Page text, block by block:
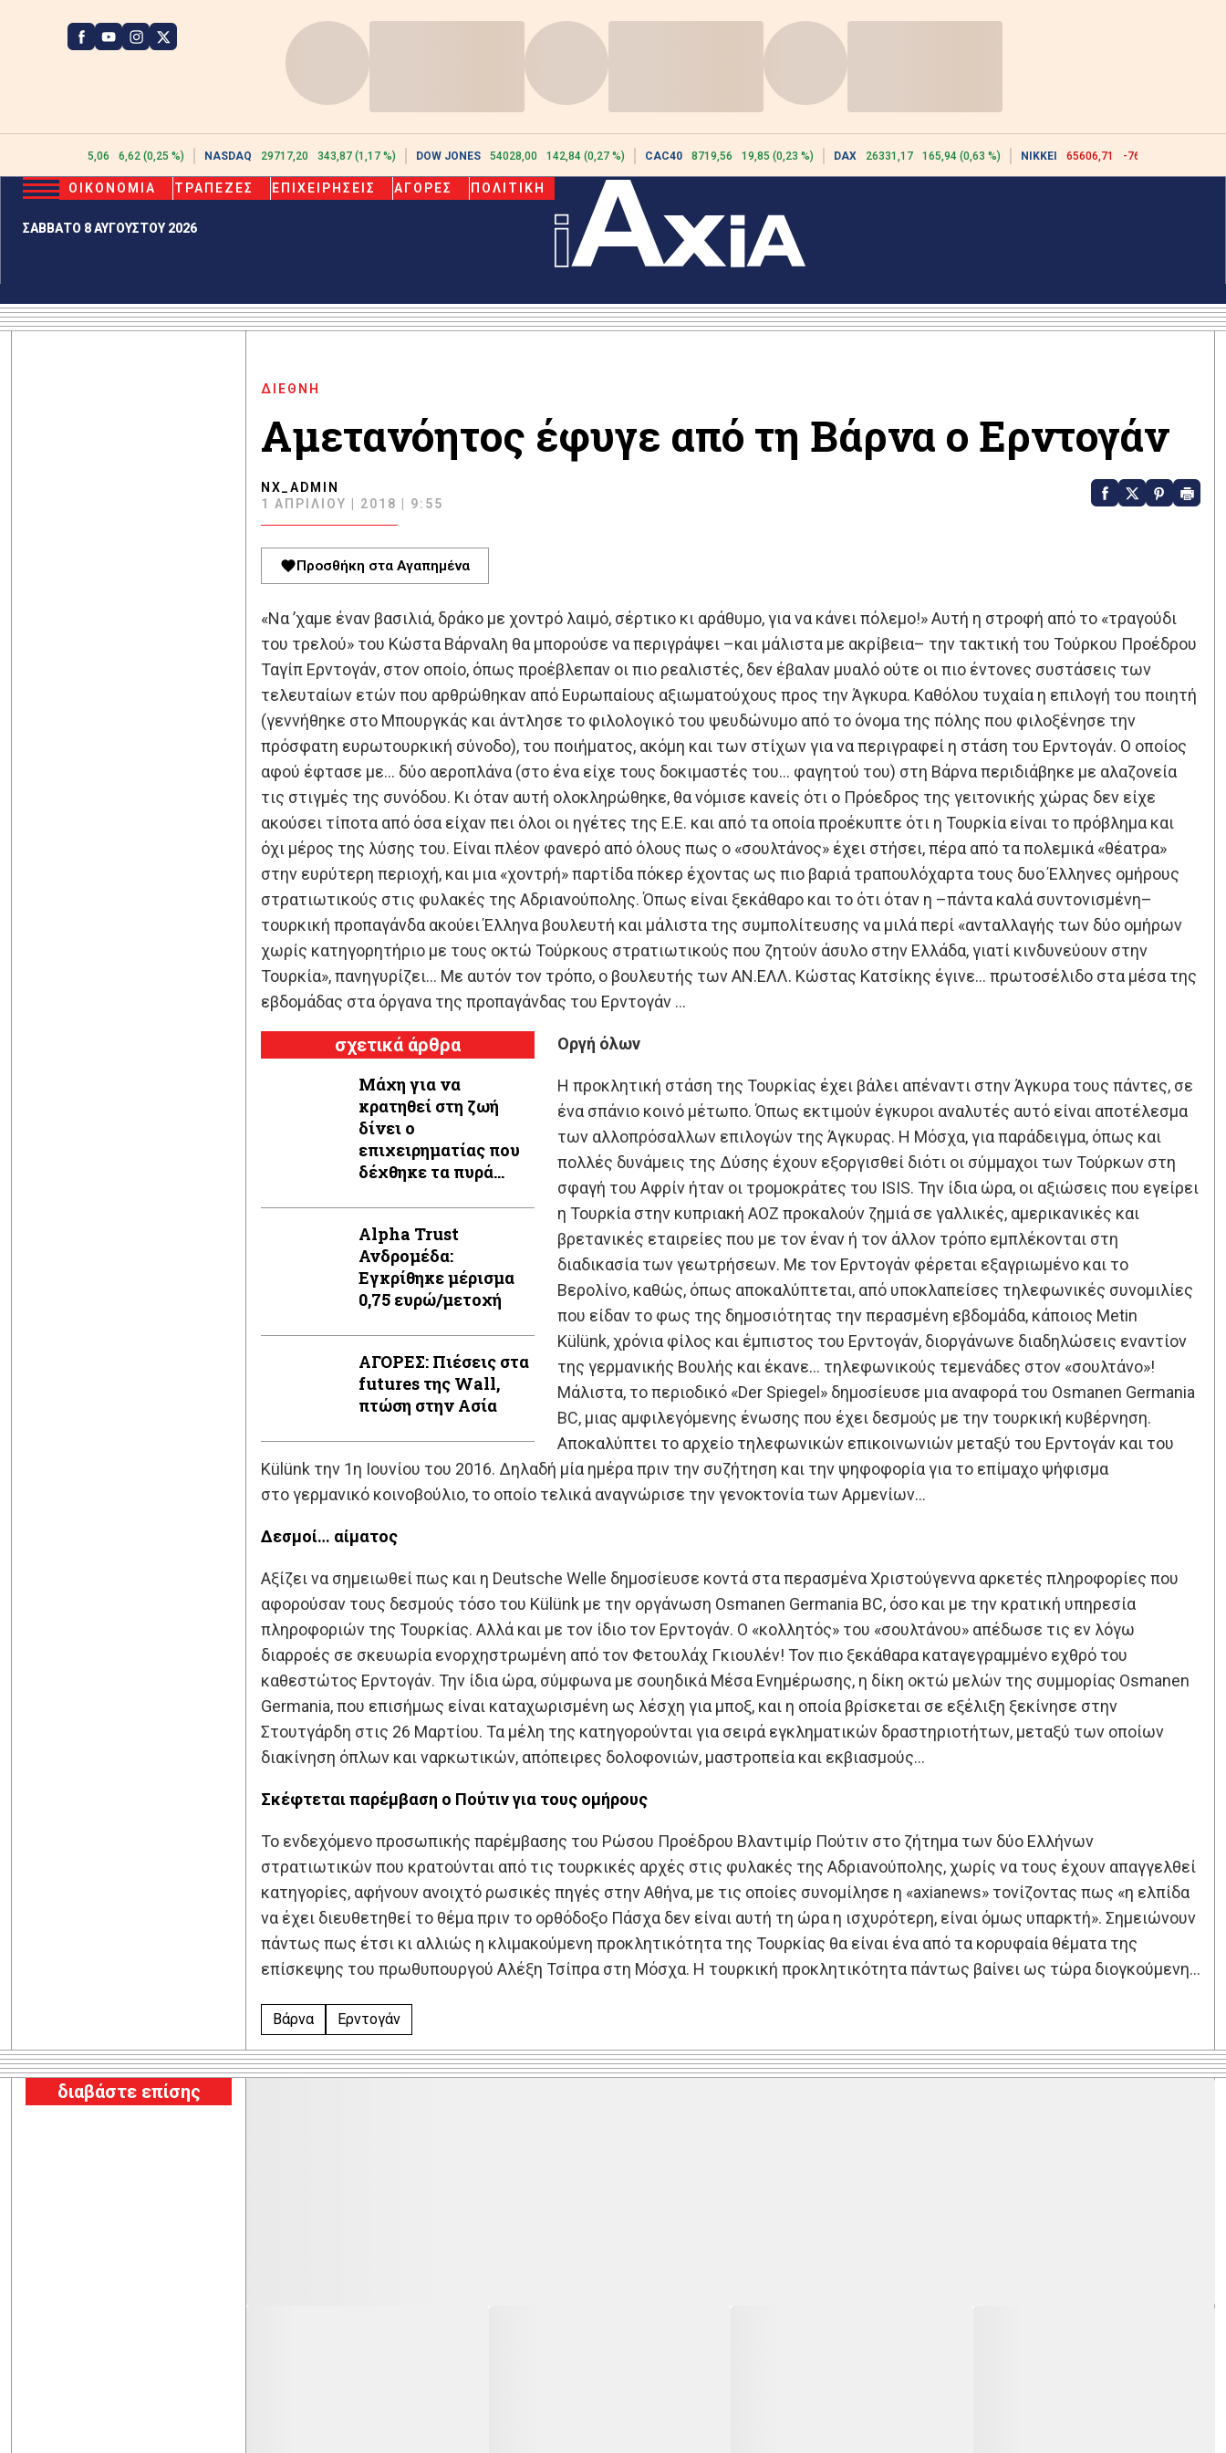
2615,06 6,62 (0,25 %) NASDAQ 29717,20 343,87 (1,17 %) DOW JONES 54028,00 142,84 (0,27 %) CAC40 8719,56 19,85 (0,23 %) DAX 26331,17 165,94 (0,63 %) NIKKEI 65606,71 -76,55 (-0,12 %)
ΣΑΒΒΑΤΟ 8 ΑΥΓΟΥΣΤΟΥ 2026
ΟΙΚΟΝΟΜΙΑ ΤΡΑΠΕΖΕΣ ΕΠΙΧΕΙΡΗΣΕΙΣ ΑΓΟΡΕΣ ΠΟΛΙΤΙΚΗ
ΔΙΕΘΝΗ
Αμετανόητος έφυγε από τη Βάρνα ο Ερντογάν
NX_ADMIN
1 ΑΠΡΙΛΊΟΥ | 2018 | 9:55
Προσθήκη στα Αγαπημένα
«Να ’χαμε έναν βασιλιά, δράκο με χοντρό λαιμό, σέρτικο κι αράθυμο, για να κάνει πόλεμο!» Αυτή η στροφή από το «τραγούδι
του τρελού» του Κώστα Βάρναλη θα μπορούσε να περιγράψει –και μάλιστα με ακρίβεια– την τακτική του Τούρκου Προέδρου
Ταγίπ Ερντογάν, στον οποίο, όπως προέβλεπαν οι πιο ρεαλιστές, δεν έβαλαν μυαλό ούτε οι πιο έντονες συστάσεις των
τελευταίων ετών που αρθρώθηκαν από Ευρωπαίους αξιωματούχους προς την Άγκυρα. Καθόλου τυχαία η επιλογή του ποιητή
(γεννήθηκε στο Μπουργκάς και άντλησε το φιλολογικό του ψευδώνυμο από το όνομα της πόλης που φιλοξένησε την
πρόσφατη ευρωτουρκική σύνοδο), του ποιήματος, ακόμη και των στίχων για να περιγραφεί η στάση του Ερντογάν. Ο οποίος
αφού έφτασε με… δύο αεροπλάνα (στο ένα είχε τους δοκιμαστές του… φαγητού του) στη Βάρνα περιδιάβηκε με αλαζονεία
τις στιγμές της συνόδου. Κι όταν αυτή ολοκληρώθηκε, θα νόμισε κανείς ότι ο Πρόεδρος της γειτονικής χώρας δεν είχε
ακούσει τίποτα από όσα είχαν πει όλοι οι ηγέτες της Ε.Ε. και από τα οποία προέκυπτε ότι η Τουρκία είναι το πρόβλημα και
όχι μέρος της λύσης του. Είναι πλέον φανερό από όλους πως ο «σουλτάνος» έχει στήσει, πέρα από τα πολεμικά «θέατρα»
στην ευρύτερη περιοχή, και μια «χοντρή» παρτίδα πόκερ έχοντας ως πιο βαριά τραπουλόχαρτα τους δυο Έλληνες ομήρους
στρατιωτικούς στις φυλακές της Αδριανούπολης. Όπως είναι ξεκάθαρο και το ότι όταν η –πάντα καλά συντονισμένη–
τουρκική προπαγάνδα ακούει Έλληνα βουλευτή και μάλιστα της συμπολίτευσης να μιλά περί «ανταλλαγής των δύο ομήρων
χωρίς κατηγορητήριο με τους οκτώ Τούρκους στρατιωτικούς που ζητούν άσυλο στην Ελλάδα, γιατί κινδυνεύουν στην
Τουρκία», πανηγυρίζει… Με αυτόν τον τρόπο, ο βουλευτής των ΑΝ.ΕΛΛ. Κώστας Κατσίκης έγινε… πρωτοσέλιδο στα μέσα της
εβδομάδας στα όργανα της προπαγάνδας του Ερντογάν …
σχετικά άρθρα
Μάχη για να
κρατηθεί στη ζωή
δίνει ο
επιχειρηματίας που
δέχθηκε τα πυρά
Alpha Trust
Ανδρομέδα:
Εγκρίθηκε μέρισμα
0,75 ευρώ/μετοχή
ΑΓΟΡΕΣ: Πιέσεις στα
futures της Wall,
πτώση στην Ασία
Οργή όλων
Η προκλητική στάση της Τουρκίας έχει βάλει απέναντι στην Άγκυρα τους πάντες, σε
ένα σπάνιο κοινό μέτωπο. Όπως εκτιμούν έγκυροι αναλυτές αυτό είναι αποτέλεσμα
των αλλοπρόσαλλων επιλογών της Άγκυρας. Η Μόσχα, για παράδειγμα, όπως και
πολλές δυνάμεις της Δύσης έχουν εξοργισθεί διότι οι σύμμαχοι των Τούρκων στη
σφαγή του Αφρίν ήταν οι τρομοκράτες του ISIS. Την ίδια ώρα, οι αξιώσεις που εγείρει
η Τουρκία στην κυπριακή ΑΟΖ προκαλούν ζημιά σε γαλλικές, αμερικανικές και
βρετανικές εταιρείες που με τον έναν ή τον άλλον τρόπο εμπλέκονται στη
διαδικασία των γεωτρήσεων. Με τον Ερντογάν φέρεται εξαγριωμένο και το
Βερολίνο, καθώς, όπως αποκαλύπτεται, από υποκλαπείσες τηλεφωνικές συνομιλίες
που είδαν το φως της δημοσιότητας την περασμένη εβδομάδα, κάποιος Metin
Külünk, χρόνια φίλος και έμπιστος του Ερντογάν, διοργάνωνε διαδηλώσεις εναντίον
της γερμανικής Βουλής και έκανε… τηλεφωνικούς τεμενάδες στον «σουλτάνο»!
Μάλιστα, το περιοδικό «Der Spiegel» δημοσίευσε μια αναφορά του Osmanen Germania
BC, μιας αμφιλεγόμενης ένωσης που έχει δεσμούς με την τουρκική κυβέρνηση.
Αποκαλύπτει το αρχείο τηλεφωνικών επικοινωνιών μεταξύ του Ερντογάν και του
Külünk την 1η Ιουνίου του 2016. Δηλαδή μία ημέρα πριν την συζήτηση και την ψηφοφορία για το επίμαχο ψήφισμα
στo γερμανικό κοινοβούλιο, το οποίο τελικά αναγνώρισε την γενοκτονία των Αρμενίων…
Δεσμοί… αίματος
Αξίζει να σημειωθεί πως και η Deutsche Welle δημοσίευσε κοντά στα περασμένα Χριστούγεννα αρκετές πληροφορίες που
αφορούσαν τους δεσμούς τόσο του Külünk με την οργάνωση Osmanen Germania BC, όσο και με την κρατική υπηρεσία
πληροφοριών της Τουρκίας. Αλλά και με τον ίδιο τον Ερντογάν. Ο «κολλητός» του «σουλτάνου» απέδωσε τις εν λόγω
διαρροές σε σκευωρία ενορχηστρωμένη από τον Φετουλάχ Γκιουλέν! Τον πιο ξεκάθαρα καταγεγραμμένο εχθρό του
καθεστώτος Ερντογάν. Την ίδια ώρα, σύμφωνα με σουηδικά Μέσα Ενημέρωσης, η δίκη οκτώ μελών της συμμορίας Osmanen
Germania, που επισήμως είναι καταχωρισμένη ως λέσχη για μποξ, και η οποία βρίσκεται σε εξέλιξη ξεκίνησε στην
Στουτγάρδη στις 26 Μαρτίου. Τα μέλη της κατηγορούνται για σειρά εγκληματικών δραστηριοτήτων, μεταξύ των οποίων
διακίνηση όπλων και ναρκωτικών, απόπειρες δολοφονιών, μαστροπεία και εκβιασμούς…
Σκέφτεταιπαρέμβαση ο Πούτιν για τους ομήρους
Το ενδεχόμενο προσωπικής παρέμβασης του Ρώσου Προέδρου Βλαντιμίρ Πούτιν στο ζήτημα των δύο Ελλήνων
στρατιωτικών που κρατούνται από τις τουρκικές αρχές στις φυλακές της Αδριανούπολης, χωρίς να τους έχουν απαγγελθεί
κατηγορίες, αφήνουν ανοιχτό ρωσικές πηγές στην Αθήνα, με τις οποίες συνομίλησε η «axianews» τονίζοντας πως «η ελπίδα
να έχει διευθετηθεί το θέμα πριν το ορθόδοξο Πάσχα δεν είναι αυτή τη ώρα η ισχυρότερη, είναι όμως υπαρκτή». Σημειώνουν
πάντως πως έτσι κι αλλιώς η κλιμακούμενη προκλητικότητα της Τουρκίας θα είναι ένα από τα κορυφαία θέματα της
επίσκεψης του πρωθυπουργού Αλέξη Τσίπρα στη Μόσχα. Η τουρκική προκλητικότητα πάντως βαίνει ως τώρα διογκούμενη…
Βάρνα Ερντογάν
διαβάστε επίσης